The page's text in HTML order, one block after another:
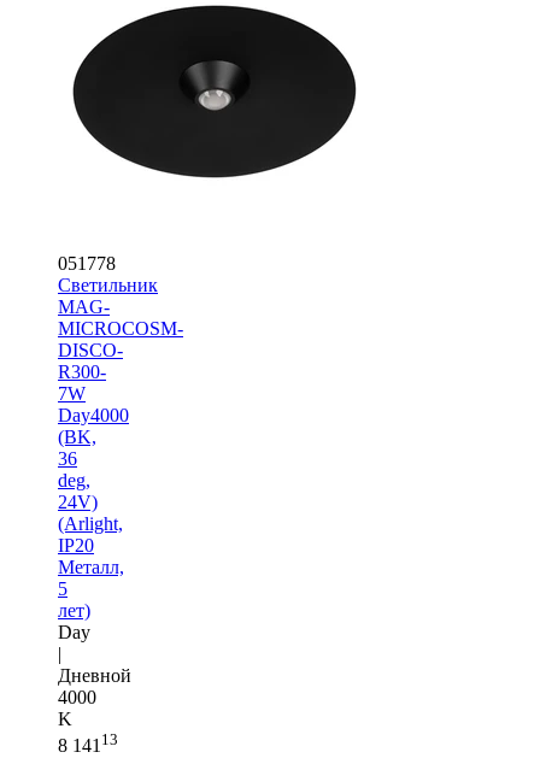
051778
Светильник
MAG-
MICROCOSM-
DISCO-
R300-
7W
Day4000
(BK,
36
deg,
24V)
(Arlight,
IP20
Металл,
5
лет)
Day
|
Дневной
4000
K
8 141 13